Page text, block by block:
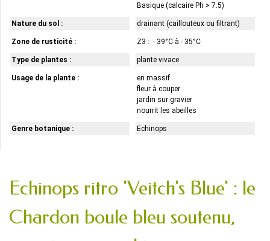
Basique (calcaire Ph > 7.5)
Nature du sol : drainant (caillouteux ou filtrant)
Zone de rusticité : Z3 : - 39°C à - 35°C
Type de plantes : plante vivace
Usage de la plante :
en massif
fleur à couper
jardin sur gravier
nourrit les abeilles
Genre botanique : Echinops
Echinops ritro 'Veitch's Blue' : le
Chardon boule bleu soutenu,